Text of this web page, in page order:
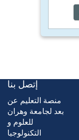
إتصل بنا
منصة التعليم عن
بعد لجامعة وهران
للعلوم و
التكنولوجيا